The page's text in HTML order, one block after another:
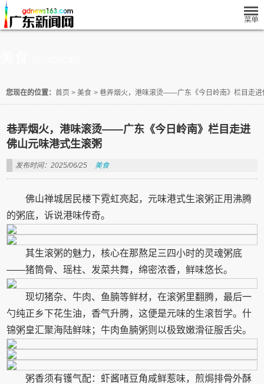
您现在的位置： 首页 > 美食 > 巷弄烟火，港味滚烫——广东《今日岭南》栏目走进
巷弄烟火，港味滚烫——广东《今日岭南》栏目走进
佛山元味港式生滚粥
发布时间：2025/06/25 美食
佛山禅城居民楼下霓虹亮起，元味港式生滚粥正用沸腾
的粥底，诉说港味传奇。
其生滚粥的魅力，核心在那熬足三四小时的灵魂粥底
——猪筒骨、瑶柱、发菜共舞，绵密浓香，鲜味悠长。
现切猪杂、牛肉、鱼腩等鲜材，在滚粥里翻腾，最后一
勺纯正乡下花生油，香气升腾，这便是元味的生滚哲学。什
锦粥皇汇聚海陆鲜味；牛肉鱼腩粥则以极致嫩滑征服舌尖。
粥香须有镬气配：虾酱啫豆角咸鲜惹味，煎焗排骨外酥